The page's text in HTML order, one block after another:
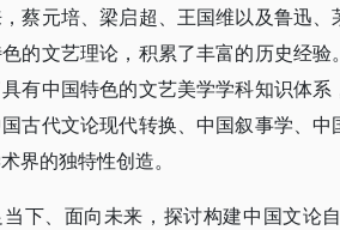
蔡元培、梁启超、王国维以及鲁迅
的文艺理论，积累了丰富的历史经
有中国特色的文艺美学学科知识体
古代文论现代转换、中国叙事学、
界的独特性创造。
下、面向未来，探讨构建中国文论